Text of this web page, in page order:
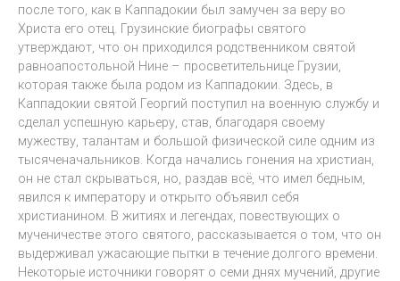
после того, как в Каппадокии был замучен за веру во
Христа его отец. Грузинские биографы святого
утверждают, что он приходился родственником святой
равноапостольной Нине – просветительнице Грузии,
которая также была родом из Каппадокии. Здесь, в
Каппадокии святой Георгий поступил на военную службу и
сделал успешную карьеру, став, благодаря своему
мужеству, талантам и большой физической силе одним из
тысяченачальников. Когда начались гонения на христиан,
он не стал скрываться, но, раздав всё, что имел бедным,
явился к императору и открыто объявил себя
христианином. В житиях и легендах, повествующих о
мученичестве этого святого, рассказывается о том, что он
выдерживал ужасающие пытки в течение долгого времени.
Некоторые источники говорят о семи днях мучений, другие